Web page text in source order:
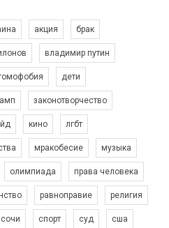
Зупинимо насильство проти ЛГБТ в Україні! Stop violence against LGBT in Ukraine!
ролік на конкурс PACT, який
Україна" з протидії
• 5 Комментариев
акция брак
владимир путин
дети
законотворчество
кино лгбт
мракобесие музыка
олимпиада права человека
равноправие религия
сочи спорт суд сша